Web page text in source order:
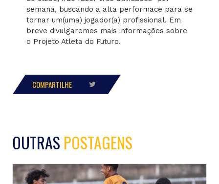
semana, buscando a alta performace para se
tornar um(uma) jogador(a) profissional. Em
breve divulgaremos mais informações sobre
o Projeto Atleta do Futuro.
COMPARTILHE
OUTRAS POSTAGENS